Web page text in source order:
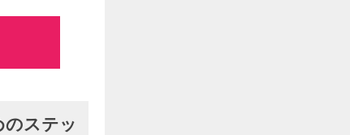
ステッ